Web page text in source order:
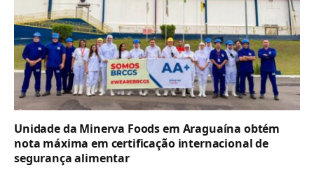
Unidade da Minerva Foods em Araguaína obtém
nota máxima em certificação internacional de
segurança alimentar